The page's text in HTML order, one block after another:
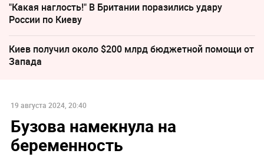
"Какая наглость!" В Британии поразились удару
России по Киеву
Киев получил около $200 млрд бюджетной помощи от
Запада
19 августа 2024, 20:40
Бузова намекнула на
беременность